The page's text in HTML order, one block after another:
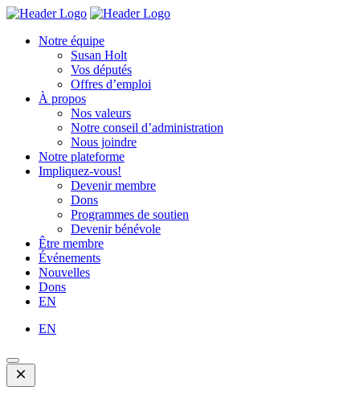
Skip
content
Homepage
Homepage
Notre équipe
Susan Holt
Vos députés
Offres d’emploi
À propos
Nos valeurs
Notre conseil d’administration
Nous joindre
Notre plateforme
Impliquez-vous!
Devenir membre
Dons
Programmes de soutien
Devenir bénévole
Être membre
Événements
Nouvelles
Dons
EN
EN
Open
Mobile
Menu